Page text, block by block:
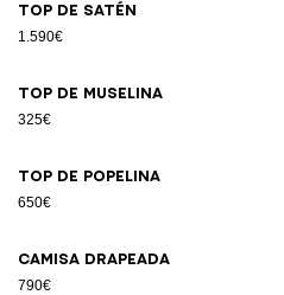
Top de satén
1.590€
Top de muselina
325€
Top de popelina
650€
Camisa drapeada
790€